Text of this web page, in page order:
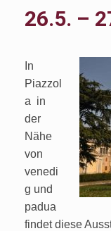
26.5. –
In
Piazzol
a in
der
Nähe
von
venedi
g und
padua
findet diese